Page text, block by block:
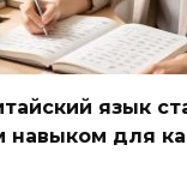
язык
навыком для